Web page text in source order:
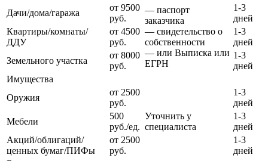
Дачи/дома/гаража
от 9500
руб.
— паспорт
заказчика
— свидетельство о
собственности
— или Выписка или
ЕГРН
1-3
дней
Квартиры/комнаты/
ДДУ
от 4500
руб.
1-3
дней
Земельного участка
от 8000
руб.
1-3
дней
Имущества
Оружия
от 2500
руб.
Уточнить у
специалиста
1-3
дней
Мебели
500
руб./ед.
1-3
дней
Акций/облигаций/
ценных бумаг/ПИФы
от 2500
руб.
1-3
дней